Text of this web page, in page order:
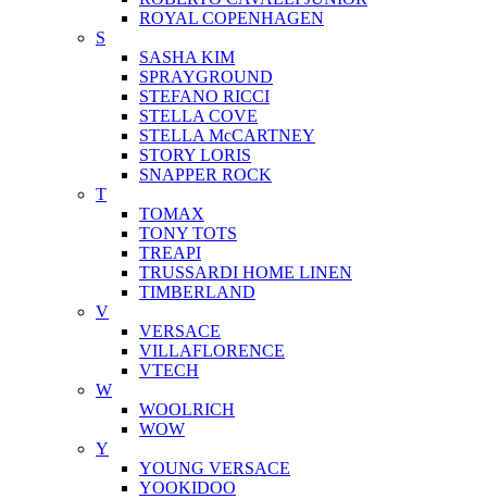
ROYAL COPENHAGEN
S
SASHA KIM
SPRAYGROUND
STEFANO RICCI
STELLA COVE
STELLA McCARTNEY
STORY LORIS
SNAPPER ROCK
T
TOMAX
TONY TOTS
TREAPI
TRUSSARDI HOME LINEN
TIMBERLAND
V
VERSACE
VILLAFLORENCE
VTECH
W
WOOLRICH
WOW
Y
YOUNG VERSACE
YOOKIDOO